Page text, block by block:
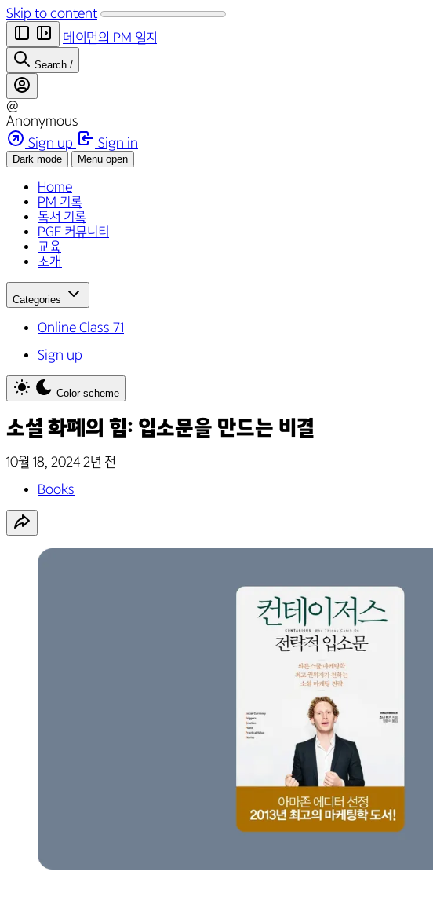
Skip to content
데이먼의 PM 일지
Search /
@
Anonymous
Sign up
Sign in
Dark mode Menu open
Home
PM 기록
독서 기록
PGF 커뮤니티
교육
소개
Categories
Online Class 71
Sign up
Color scheme
소셜 화폐의 힘: 입소문을 만드는 비결
10월 18, 2024 2년 전
Books